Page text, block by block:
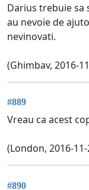
Darius trebuie sa
au nevoie de
nevinovati.
(Ghimbav, 2016-
#889
Vreau ca acest
(London, 2016-
#890